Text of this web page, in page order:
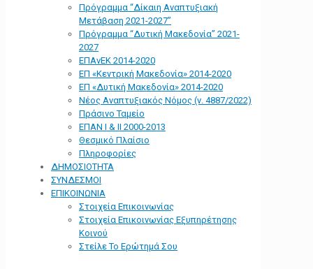
Πρόγραμμα “Δίκαιη Αναπτυξιακή
Μετάβαση 2021-2027”
Πρόγραμμα “Δυτική Μακεδονία” 2021-
2027
ΕΠΑνΕΚ 2014-2020
ΕΠ «Kεντρική Μακεδονία» 2014-2020
ΕΠ «Δυτική Μακεδονία» 2014-2020
Νέος Αναπτυξιακός Νόμος (ν. 4887/2022)
Πράσινο Ταμείο
ΕΠΑΝ Ι & ΙΙ 2000-2013
Θεσμικό Πλαίσιο
Πληροφορίες
ΔΗΜΟΣΙΟΤΗΤΑ
ΣΥΝΔΕΣΜΟΙ
ΕΠΙΚΟΙΝΩΝΙΑ
Στοιχεία Επικοινωνίας
Στοιχεία Επικοινωνίας Εξυπηρέτησης
Κοινού
Στείλε Το Ερώτημά Σου